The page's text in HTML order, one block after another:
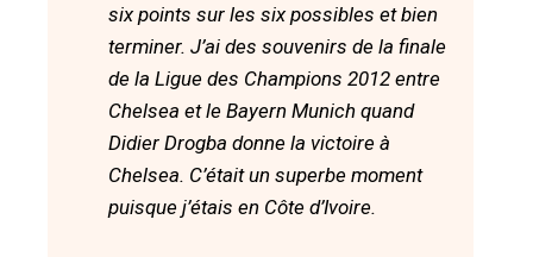
six points sur les six possibles et bien
terminer. J’ai des souvenirs de la finale
de la Ligue des Champions 2012 entre
Chelsea et le Bayern Munich quand
Didier Drogba donne la victoire à
Chelsea. C’était un superbe moment
puisque j’étais en Côte d’Ivoire.